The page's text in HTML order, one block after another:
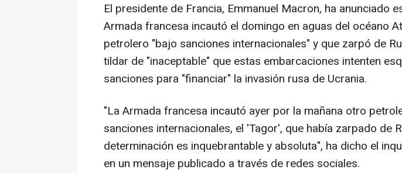
El presidente de Francia, Emmanuel Macron, ha anunciado
Armada francesa incautó el domingo en aguas del océano
petrolero "bajo sanciones internacionales" y que zarpó de
tildar de "inaceptable" que estas embarcaciones intenten
sanciones para "financiar" la invasión rusa de Ucrania.
"La Armada francesa incautó ayer por la mañana otro
sanciones internacionales, el 'Tagor', que había zarpado de
determinación es inquebrantable y absoluta", ha dicho el
en un mensaje publicado a través de redes sociales.